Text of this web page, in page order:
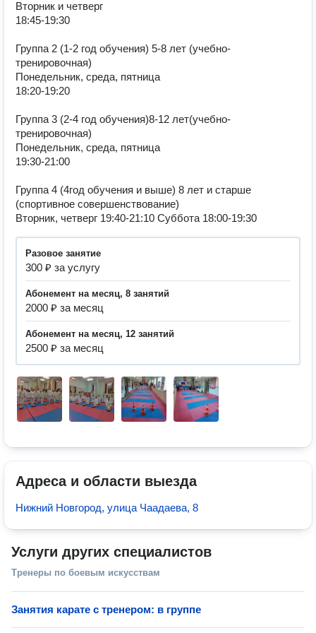
Вторник и четверг
18:45-19:30
Группа 2 (1-2 год обучения) 5-8 лет (учебно-
тренировочная)
Понедельник, среда, пятница
18:20-19:20
Группа 3 (2-4 год обучения)8-12 лет(учебно-
тренировочная)
Понедельник, среда, пятница
19:30-21:00
Группа 4 (4год обучения и выше) 8 лет и старше
(спортивное совершенствование)
Вторник, четверг 19:40-21:10 Суббота 18:00-19:30
разовое занятие
300 ₽ за услугу
абонемент на месяц, 8 занятий
2000 ₽ за месяц
абонемент на месяц, 12 занятий
2500 ₽ за месяц
Адреса и области выезда
Нижний Новгород, улица Чаадаева, 8
Услуги других специалистов
Тренеры по боевым искусствам
Занятия карате с тренером: в группе